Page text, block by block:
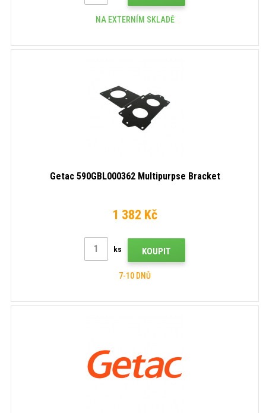
NA EXTERNÍM SKLADĚ
Getac 590GBL000362 Multipurpse Bracket
1 382 Kč
ks KOUPIT
7-10 DNŮ